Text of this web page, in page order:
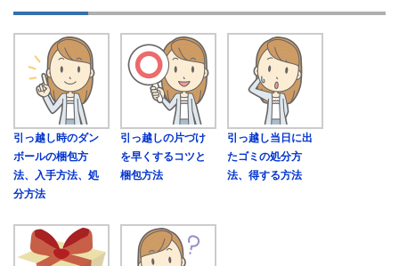
引っ越し時のダン
ボールの梱包方
法、入手方法、処
分方法
引っ越しの片づけ
を早くするコツと
梱包方法
引っ越し当日に出
たゴミの処分方
法、得する方法